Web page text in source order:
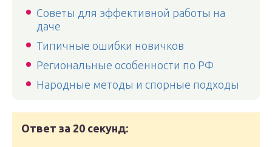
Советы для эффективной работы на
даче
Типичные ошибки новичков
Региональные особенности по РФ
Народные методы и спорные подходы
Ответ за 20 секунд: